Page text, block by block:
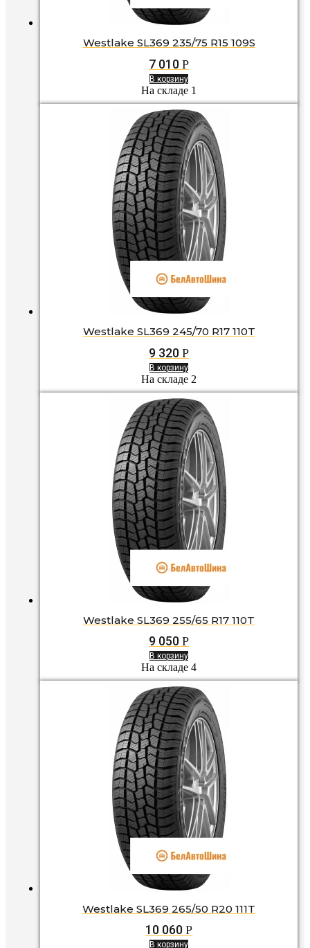
Westlake SL369 235/75 R15 109S
7 010 Р
В корзину
На складе 1
Westlake SL369 245/70 R17 110T
9 320 Р
В корзину
На складе 2
Westlake SL369 255/65 R17 110T
9 050 Р
В корзину
На складе 4
Westlake SL369 265/50 R20 111T
10 060 Р
В корзину